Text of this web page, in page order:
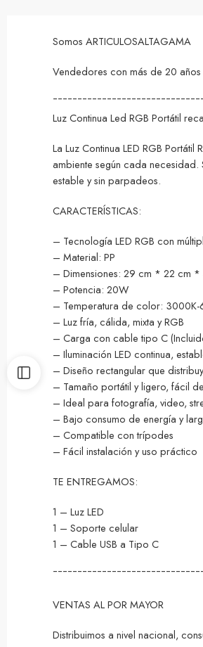
Somos ARTICULOSALTAGAMA
Vendedores con más de 20
Luz Continua Led RGB Portátil
La Luz Continua LED RGB
ambiente según cada
estable y sin parpadeos.
CARACTERÍSTICAS:
– Tecnología LED RGB con
– Material: PP
– Dimensiones: 29 cm * 22 cm *
– Potencia: 20W
– Temperatura de color: 3000K-
– Luz fría, cálida, mixta y RGB
– Carga con cable tipo C
– Iluminación LED continua,
– Diseño rectangular que
– Tamaño portátil y ligero, fácil
– Ideal para fotografía, video,
– Bajo consumo de energía y
– Compatible con trípodes
– Fácil instalación y uso práctico
TE ENTREGAMOS:
1 – Luz LED
1 – Soporte celular
1 – Cable USB a Tipo C
VENTAS AL POR MAYOR
Distribuimos a nivel nacional,